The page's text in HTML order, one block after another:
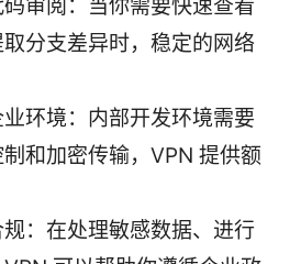
审阅：当你需要快速查看
分支差异时，稳定的网络
环境：内部开发环境需要
和加密传输，VPN 提供额
：在处理敏感数据、进行